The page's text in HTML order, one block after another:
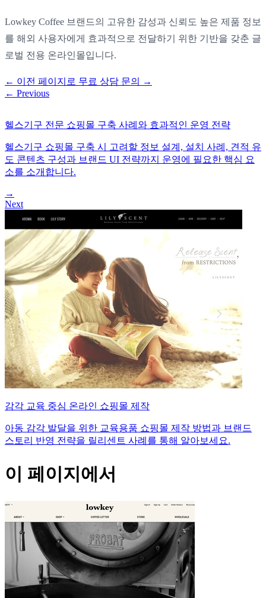
Lowkey Coffee 브랜드의 고유한 감성과 신뢰도 높은 제품 정보
를 해외 사용자에게 효과적으로 전달하기 위한 기반을 갖춘 글
로벌 전용 온라인몰입니다.
← 이전 페이지로 무료 상담 문의
→
← Previous
헬스기구 전문 쇼핑몰 구축 사례와 효과적인 운영 전략
헬스기구 쇼핑몰 구축 시 고려할 정보 설계, 설치 사례, 견적 유
도 콘텐츠 구성과 브랜드 UI 전략까지 운영에 필요한 핵심 요
소를 소개합니다.
→
Next
감각 교육 중심 온라인 쇼핑몰 제작
아동 감각 발달을 위한 교육용품 쇼핑몰 제작 방법과 브랜드
스토리 반영 전략을 릴리센트 사례를 통해 알아보세요.
이 페이지에서